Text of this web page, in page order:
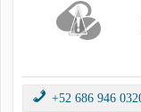
+52 686 946